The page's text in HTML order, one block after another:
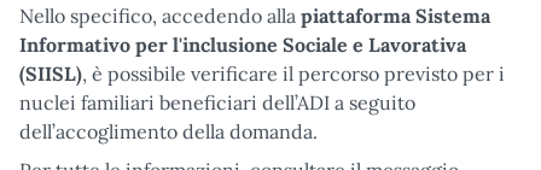
Nello specifico, accedendo alla piattaforma Sistema
Informativo per l'inclusione Sociale e Lavorativa
(SIISL), è possibile verificare il percorso previsto per i
nuclei familiari beneficiari dell’ADI a seguito
dell’accoglimento della domanda.